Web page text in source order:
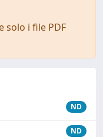
solo i file PDF
ND
ND